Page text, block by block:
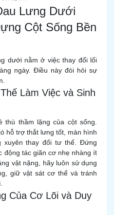
Lưng Dưới
Cột Sống Bền
dưới nằm ở việc thay đổi lối
ngày. Điều này đòi hỏi sự
Làm Việc và Sinh
thù thầm lặng của cột sống.
hỗ trợ thắt lưng tốt, màn hình
xuyên thay đổi tư thế. Đứng
động tác giãn cơ nhẹ nhàng ít
vật nặng, hãy luôn sử dụng
giữ vật sát cơ thể và tránh
Của Cơ Lõi và Duy